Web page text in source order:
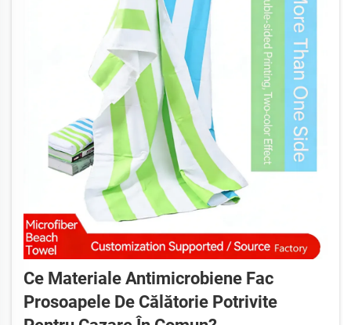
Ce Materiale Antimicrobiene Fac
Prosoapele De Călătorie Potrivite